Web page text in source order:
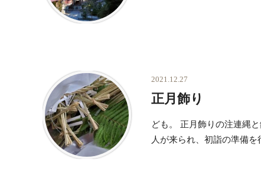
2021.12.27
正月飾り
ども。 正月飾りの注連縄
人が来られ、初詣の準備を